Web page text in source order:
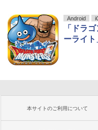
Android
「ドラ
ーライ
本サイトのご利用について